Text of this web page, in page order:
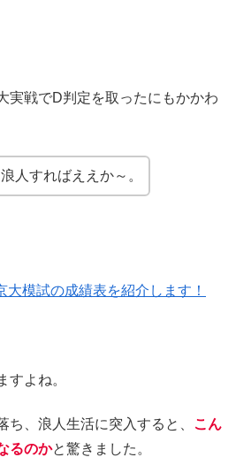
実戦でD判定を取ったにもかかわ
人すればええか～。
大模試の成績表を紹介します！
すよね。
ち、浪人生活に突入すると、 こん
るのかと驚きました。